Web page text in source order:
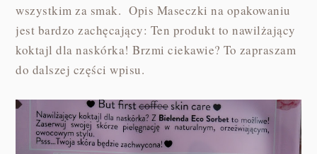
wszystkim za smak. Opis Maseczki na opakowaniu
jest bardzo zachęcający: Ten produkt to nawilżający
koktajl dla naskórka! Brzmi ciekawie? To zapraszam
do dalszej części wpisu.